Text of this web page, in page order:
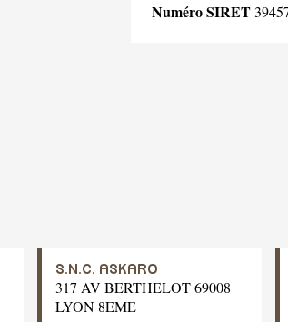
Numéro SIRET
S.N.C. ASKARO
317 AV BERTHELOT 69008
LYON 8EME